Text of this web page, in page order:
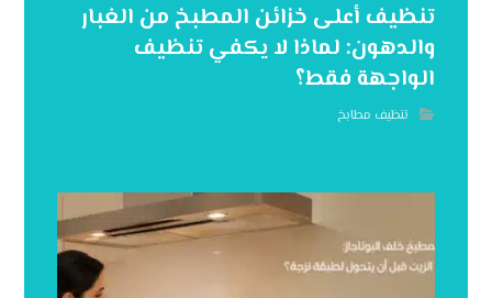
تنظيف أعلى خزائن المطبخ من الغبار
والدهون: لماذا لا يكفي تنظيف
الواجهة فقط؟
تنظيف مطابخ